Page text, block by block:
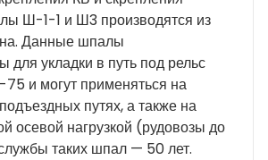
Ш-1-1 и Ш3 производятся из
Данные шпалы
для укладки в путь под рельс
и могут применяться на
путях, а также на
осевой нагрузкой (рудовозы до
таких шпал — 50 лет.